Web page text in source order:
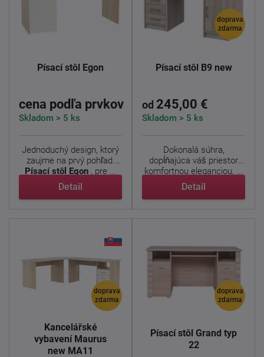
Písací stôl Egon
cena podľa prvkov
Skladom > 5 ks
Jednoduchý design, ktorý
zaujme na prvý pohľad.
Písací stôl Egon, pre ...
Detail
doprava
zdarma
Písací stôl B9 new
od 245,00 €
Skladom > 5 ks
Dokonalá súhra,
dopĺňajúca váš priestor
komfortnou eleganciou, ...
Detail
doprava
zdarma
Kancelářské
vybavení Maurus
new MA11
doprava
zdarma
Písací stôl Grand typ
22